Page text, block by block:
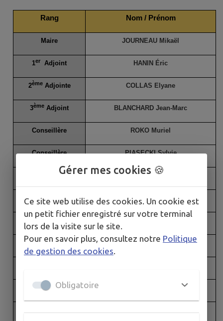
Rang Nom / Prénom
Maire JOURNEAU Mikaël
1er Adjoint HANIN Éric
2èmeAdjointe COLLAS Elyane
3ème Adjoint BLANCHARD Jean-Marc
Conseillère ROKO Muriel
Conseillère PIASECKI Sylvie
Conseillère RIVIERE Nicole
Conseiller GIBOUIN Patric
Conseiller
Conseiller MARTEAU Christophe
Conseiller
Gérer mes cookies 🍪
Ce site web utilise des cookies. Un cookie est
un petit fichier enregistré sur votre terminal
lors de la visite sur le site.
Pour en savoir plus, consultez notre Politique
de gestion des cookies
Obligatoire